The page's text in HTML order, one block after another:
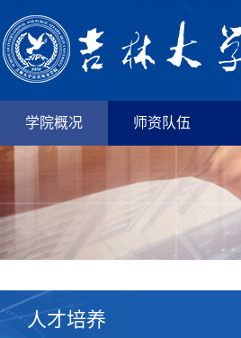
学院概况 师资队伍
人才培养